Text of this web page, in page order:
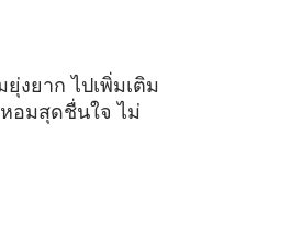
งยาก ไปเพิ่มเติม
หอมสุดชื่นใจ ไม่